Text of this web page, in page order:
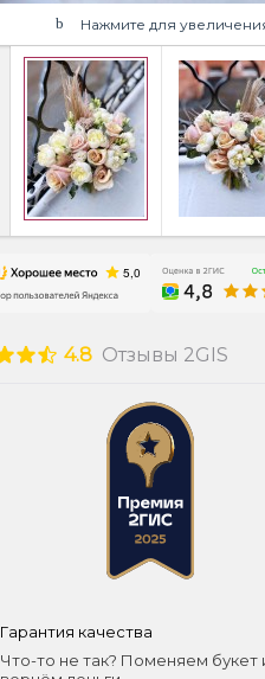
Нажмите для
4.8 Отзывы 2GIS
Гарантия качества
Что-то не так? Поменяем букет